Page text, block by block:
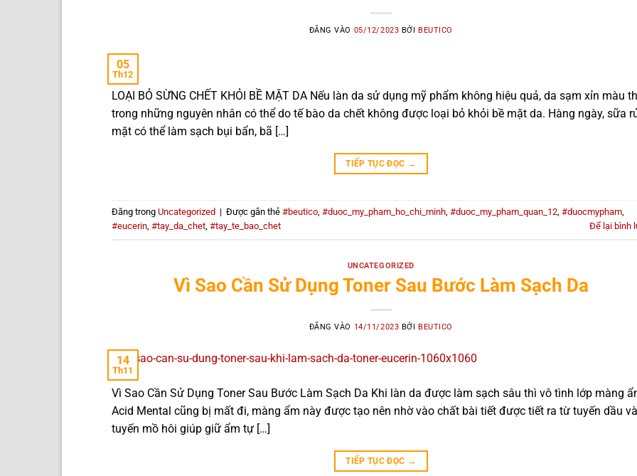
ĐĂNG VÀO 05/12/2023 BỞIBEUTICO
05
Th12
LOẠI BỎ SỪNG CHẾT KHỎI BỀ MẶT DA Nếu làn da sử dụng mỹ phẩm không hiệu quả, da sạm xỉn màu
trong những nguyên nhân có thể do tế bào da chết không được loại bỏ khỏi bề mặt da. Hàng ngày, sữa
mặt có thể làm sạch bụi bẩn, bã […]
TIẾP TỤC ĐỌC →
Đăng trong Uncategorized | Được gắn thẻ #beutico, #duoc_my_pham_ho_chi_minh, #duoc_my_pham_quan_12, #duocmypham,
#eucerin, #tay_da_chet, #tay_te_bao_chet Để lại bình
UNCATEGORIZED
Vì Sao Cần Sử Dụng Toner Sau Bước Làm Sạch Da
ĐĂNG VÀO 14/11/2023 BỞIBEUTICO
14
Th11
Vì Sao Cần Sử Dụng Toner Sau Bước Làm Sạch Da Khi làn da được làm sạch sâu thì vô tình lớp màng
Acid Mental cũng bị mất đi, màng ẩm này được tạo nên nhờ vào chất bài tiết được tiết ra từ tuyến dầu và
tuyến mồ hôi giúp giữ ẩm tự […]
TIẾP TỤC ĐỌC →